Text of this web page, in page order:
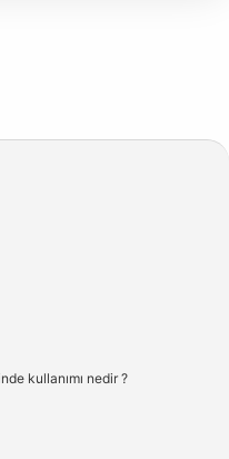
kullanımı nedir ?